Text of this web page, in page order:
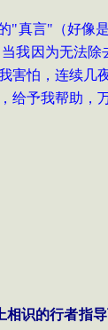
"真言" （好像
我因为无法
害怕，连续
给予我帮助，
识的行者指